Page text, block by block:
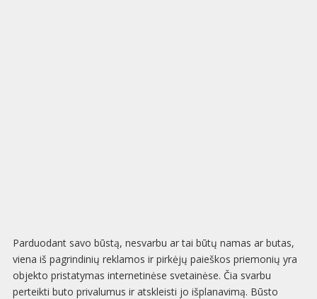
Parduodant savo būstą, nesvarbu ar tai būtų namas ar butas,
viena iš pagrindinių reklamos ir pirkėjų paieškos priemonių yra
objekto pristatymas internetinėse svetainėse. Čia svarbu
perteikti buto privalumus ir atskleisti jo išplanavimą. Būsto